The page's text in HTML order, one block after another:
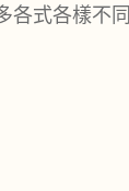
各式各樣不同